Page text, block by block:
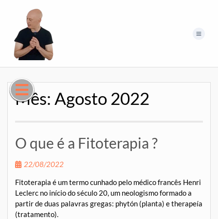
Mês: Agosto 2022
O que é a Fitoterapia ?
22/08/2022
Fitoterapia é um termo cunhado pelo médico francês Henri
Leclerc no início do século 20, um neologismo formado a
partir de duas palavras gregas: phytón (planta) e therapeía
(tratamento).